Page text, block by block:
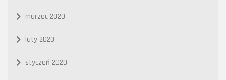
marzec 2020
luty 2020
styczeń 2020